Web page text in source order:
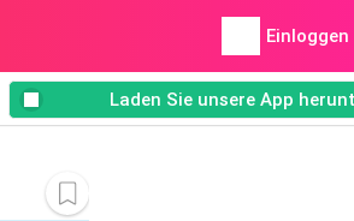
Einloggen
Laden Sie unsere App